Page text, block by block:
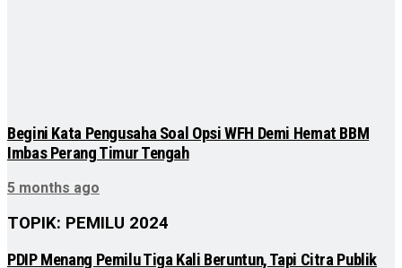
Begini Kata Pengusaha Soal Opsi WFH Demi Hemat BBM
Imbas Perang Timur Tengah
5 months ago
TOPIK: PEMILU 2024
PDIP Menang Pemilu Tiga Kali Beruntun, Tapi Citra Publik